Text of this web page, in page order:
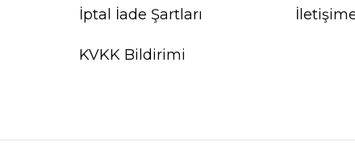
İptal İade Şartları
KVKK Bildirimi